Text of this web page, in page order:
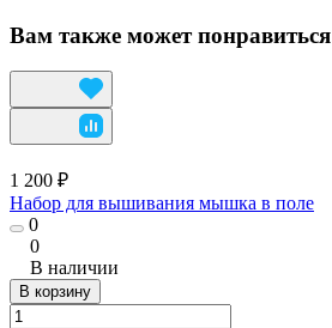
Вам также может понравиться
1 200 ₽
Набор для вышивания мышка в поле
0
0
В наличии
В корзину